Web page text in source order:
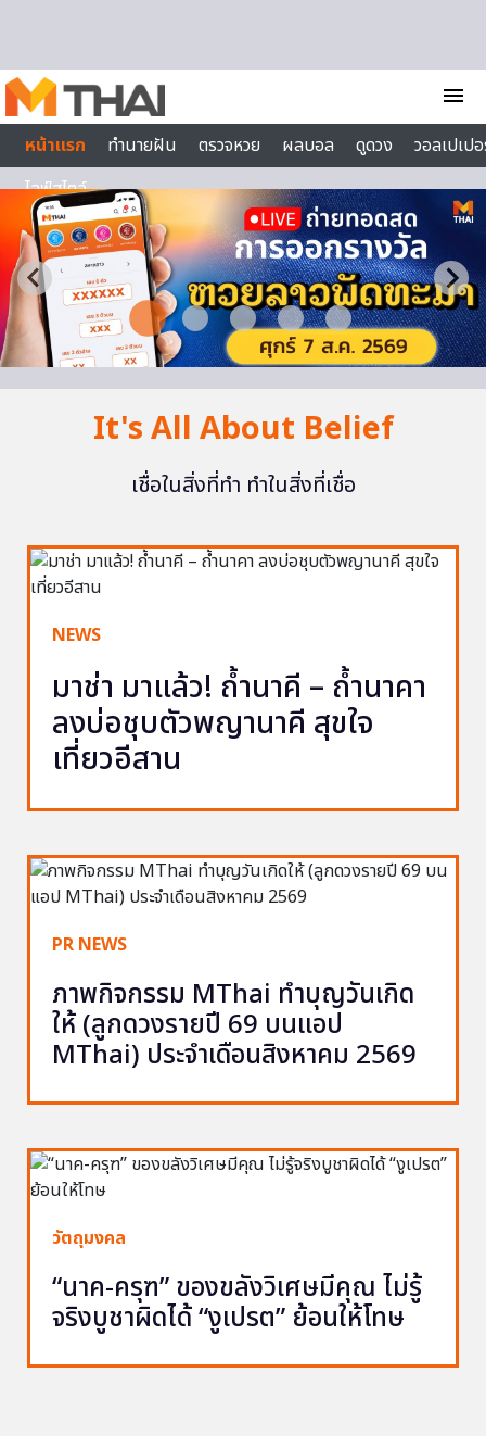
menu
หน้าแรก
ทำนายฝัน ตรวจหวย ผลบอล ดูดวง
วอลเปเป
ไลฟ์สไตล์
It's All About Belief
เชื่อในสิ่งที่ทำ ทำในสิ่งที่เชื่อ
NEWS
มาช่า มาแล้ว! ถ้ำนาคี – ถ้ำนาคา
ลงบ่อชุบตัวพญานาคี สุขใจ
เที่ยวอีสาน
PR NEWS
ภาพกิจกรรม MThai ทำบุญวันเกิด
ให้ (ลูกดวงรายปี 69 บนแอป
MThai) ประจำเดือนสิงหาคม 2569
วัตถุมงคล
“นาค-ครุฑ” ของขลังวิเศษมีคุณ ไม่รู้
จริงบูชาผิดได้ “งูเปรต” ย้อนให้โทษ